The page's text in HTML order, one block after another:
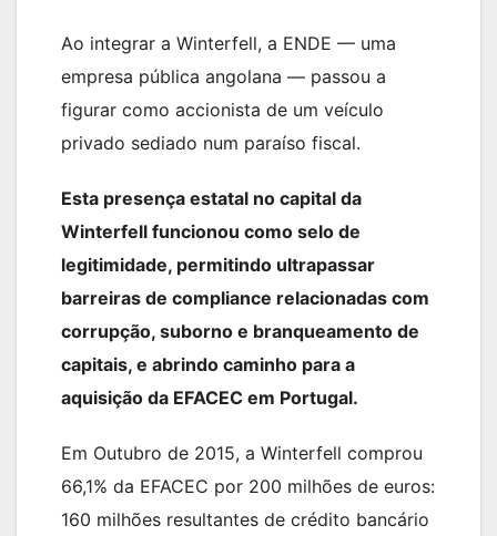
Ao integrar a Winterfell, a ENDE — uma
empresa pública angolana — passou a
figurar como accionista de um veículo
privado sediado num paraíso fiscal.
Esta presença estatal no capital da
Winterfell funcionou como selo de
legitimidade, permitindo ultrapassar
barreiras de compliance relacionadas com
corrupção, suborno e branqueamento de
capitais, e abrindo caminho para a
aquisição da EFACEC em Portugal.
Em Outubro de 2015, a Winterfell comprou
66,1% da EFACEC por 200 milhões de euros:
160 milhões resultantes de crédito bancário